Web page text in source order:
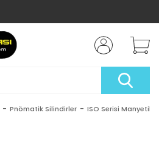
Pnömatik Silindirler ISO Serisi Manyetik